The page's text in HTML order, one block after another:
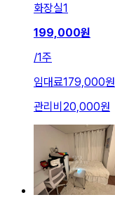
화장실1
199,000원
/1주
임대료179,000원
관리비 20,000원